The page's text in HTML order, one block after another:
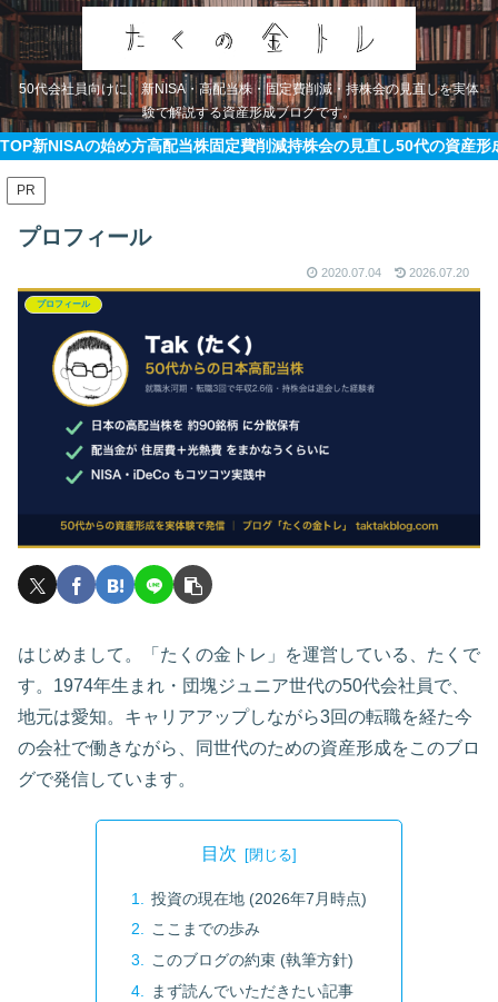
50代会社員向けに、新NISA・高配当株・固定費削減・持株会の見直しを実体
験で解説する資産形成ブログです。
TOP新NISAの始め方高配当株固定費削減持株会の見直し50代の資産形
PR
プロフィール
2020.07.04 2026.07.20
プロフィール
はじめまして。「たくの金トレ」を運営している、たくで
す。1974年生まれ・団塊ジュニア世代の50代会社員で、
地元は愛知。キャリアアップしながら3回の転職を経た今
の会社で働きながら、同世代のための資産形成をこのブロ
グで発信しています。
目次
投資の現在地 (2026年7月時点)
ここまでの歩み
このブログの約束 (執筆方針)
まず読んでいただきたい記事